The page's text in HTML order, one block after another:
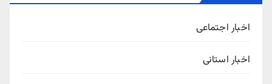
اخبار اجتماعی
اخبار استانی